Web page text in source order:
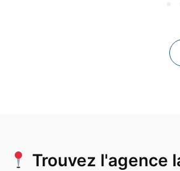
Trouvez l'agence